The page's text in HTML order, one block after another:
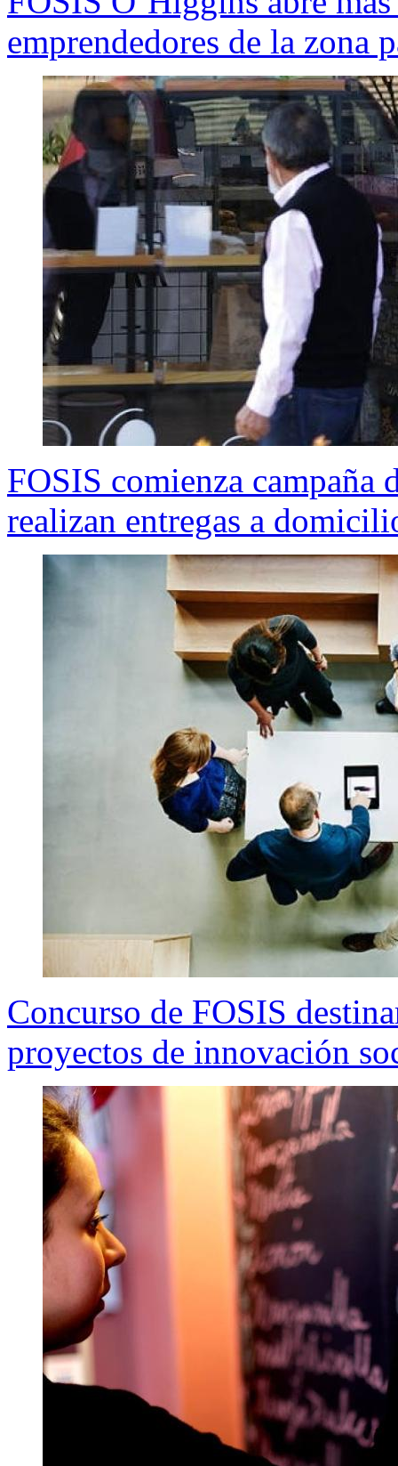
emprendedores de la zona
FOSIS comienza campaña
realizan entregas a
Concurso de FOSIS
proyectos de innovación